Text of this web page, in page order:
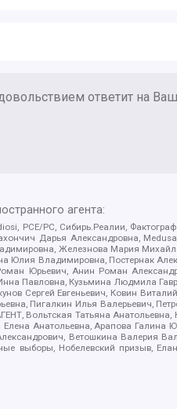
ответит на
агента:
PCE/PC, Сибирь.Реалии,
Дарья Александровна,
Железнова Мария
Владимировна, Постернак
Юрьевич, Анин Роман
Павловна, Кузьмина Людмила
Сергей Евгеньевич, Ковин
Пигалкин Илья Валерьевич,
Вольтская Татьяна
Анатольевна, Арапова
Ветошкина Валерия
выборы, Нобелевский призыв,